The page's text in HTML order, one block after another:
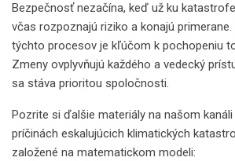
Bezpečnosť nezačína, keď už ku
včas rozpoznajú riziko a konajú
týchto procesov je kľúčom k pochopeniu
Zmeny ovplyvňujú každého a vedecký
sa stáva prioritou spoločnosti.
Pozrite si ďalšie materiály na našom
príčinách eskalujúcich klimatických
založené na matematickom modeli: